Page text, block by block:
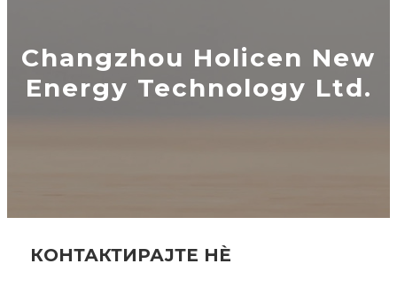
Changzhou Holicen New
Energy Technology Ltd.
КОНТАКТИРАЈТЕ НÈ